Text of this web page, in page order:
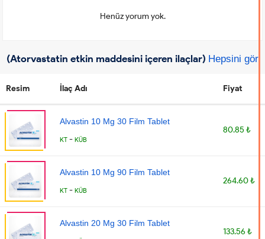
Henüz yorum yok.
(Atorvastatin etkin maddesini içeren ilaçlar) Hepsini gör
Resim İlaç Adı Fiyat
Alvastin 10 Mg 30 Film Tablet
KT - KÜB
80.85 ₺
Alvastin 10 Mg 90 Film Tablet
KT - KÜB
264.60 ₺
Alvastin 20 Mg 30 Film Tablet
133.56 ₺